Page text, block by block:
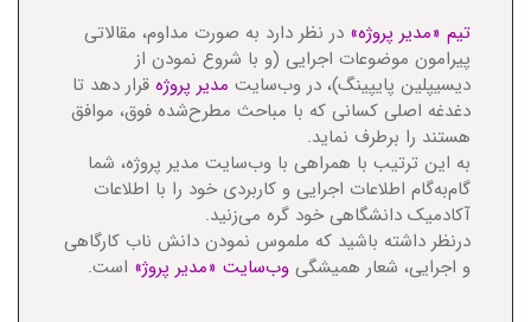
تیم «مدیر پروژه» در نظر دارد به صورت مداوم، مقالاتی
پیرامون موضوعات اجرایی (و با شروع نمودن از
دیسیپلین پایپینگ)، در وب‌سایت مدیر پروژهقرار دهد تا
دغدغه اصلی کسانی که با مباحث مطرح‌شده فوق، موافق
هستند را برطرف نماید.
به این ترتیب با همراهی با وب‌سایت مدیر پروژه، شما
گام‌به‌گام اطلاعات اجرایی و کاربردی خود را با اطلاعات
آکادمیک دانشگاهی خود گره می‌زنید.
درنظر داشته باشید که ملموس نمودن دانش ناب کارگاهی
و اجرایی، شعار همیشگی وب‌سایت «مدیر پروژ» است.